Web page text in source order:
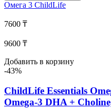
Омега 3 ChildLife
7600 ₸
9600 ₸
Добавить в корзину
-43%
ChildLife Essentials
Omega-3 DHA +